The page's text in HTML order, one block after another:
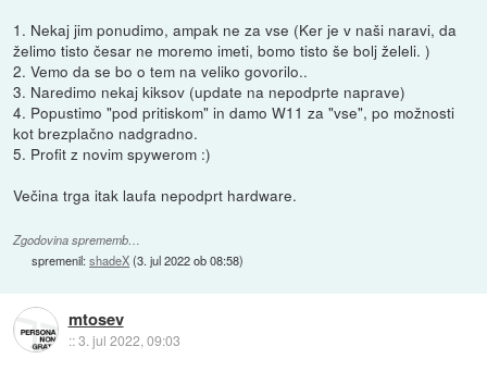
1. Nekaj jim ponudimo, ampak ne za vse (Ker je v naši naravi, da
želimo tisto česar ne moremo imeti, bomo tisto še bolj želeli. )
2. Vemo da se bo o tem na veliko govorilo..
3. Naredimo nekaj kiksov (update na nepodprte naprave)
4. Popustimo "pod pritiskom" in damo W11 za "vse", po možnosti
kot brezplačno nadgradno.
5. Profit z novim spywerom :)
Večina trga itak laufa nepodprt hardware.
Zgodovina sprememb…
spremenil:shadeX(3. jul 2022 ob 08:58)
mtosev
::3. jul 2022, 09:03